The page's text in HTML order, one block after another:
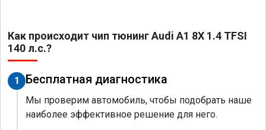
Как происходит чип тюнинг Audi A1 8X 1.4 TFSI
140 л.с.?
1 Бесплатная диагностика
Мы проверим автомобиль, чтобы подобрать наше
наиболее эффективное решение для него.